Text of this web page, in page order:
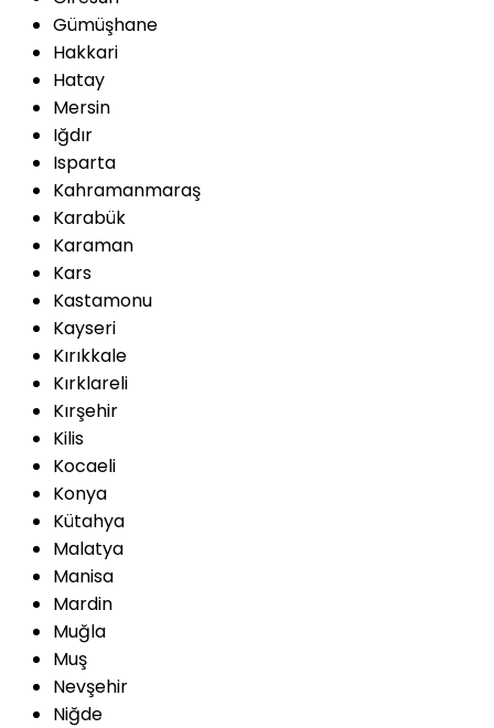
Gümüşhane
Hakkari
Hatay
Mersin
Iğdır
Isparta
Kahramanmaraş
Karabük
Karaman
Kars
Kastamonu
Kayseri
Kırıkkale
Kırklareli
Kırşehir
Kilis
Kocaeli
Konya
Kütahya
Malatya
Manisa
Mardin
Muğla
Muş
Nevşehir
Niğde